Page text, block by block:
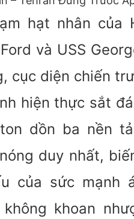
hạt nhân của
và USS
cục diện chiến
hiện thực sắt
dồn ba nền
duy nhất,
của sức mạnh
khoan